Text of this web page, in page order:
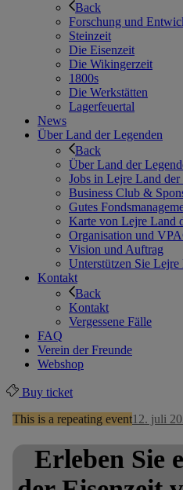
Back
Forschung und
Steinzeit
Die Eisenzeit
Die Wikingerzeit
1800s
Die Werkstätten
Lagerfeuertal
News
Über Land der Legenden
Back
Über Land der
Jobs in Lejre Land der
Business Club &
Gutes
Karte von Lejre Land
Organisation und
Vision und Auftrag
Unterstützen Sie
Kontakt
Back
Kontakt
Vergessene Fälle
FAQ
Verein der Freunde
Webshop
Buy ticket
This is a repeating event12. juli
Erleben Sie